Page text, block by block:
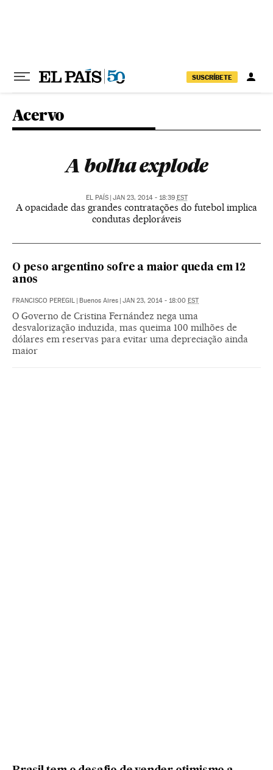
SUSCRÍBETE
Acervo
A bolha explode
EL PAÍS | JAN 23, 2014 - 18:39 EST
A opacidade das grandes contratações do futebol implica
condutas deploráveis
O peso argentino sofre a maior queda em 12
anos
FRANCISCO PEREGIL | Buenos Aires | JAN 23, 2014 - 18:00 EST
O Governo de Cristina Fernández nega uma
desvalorização induzida, mas queima 100 milhões de
dólares em reservas para evitar uma depreciação ainda
maior